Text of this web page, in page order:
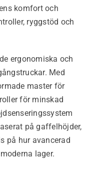
komfort och
ryggstöd och
ergonomiska och
Med
master för
för minskad
på gaffelhöjder,
på hur avancerad
lager.